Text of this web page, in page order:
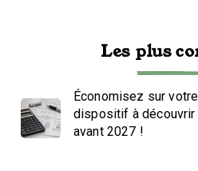
Les plus
Économisez sur
dispositif à découvrir
avant 2027 !